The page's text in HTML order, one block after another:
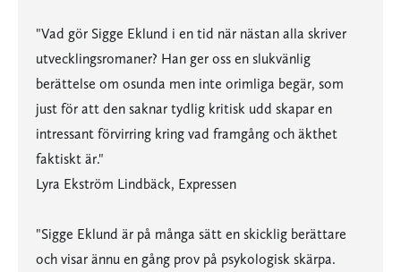
"Vad gör Sigge Eklund i en tid när nästan alla skriver
utvecklingsromaner? Han ger oss en slukvänlig
berättelse om osunda men inte orimliga begär, som
just för att den saknar tydlig kritisk udd skapar en
intressant förvirring kring vad framgång och äkthet
faktiskt är."
Lyra Ekström Lindbäck, Expressen
"Sigge Eklund är på många sätt en skicklig berättare
och visar ännu en gång prov på psykologisk skärpa.